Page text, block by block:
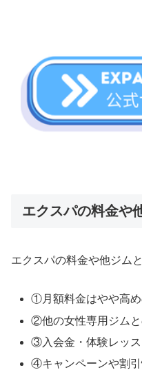
エクスパの料金や
エクスパの料金や他ジム
①月額料金はやや高
②他の女性専用ジム
③入会金・体験レッス
④キャンペーンや割引